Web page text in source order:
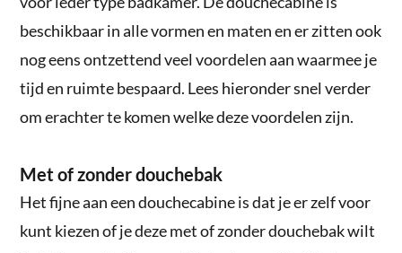
beschikbaar in alle vormen en maten en er zitten ook
nog eens ontzettend veel voordelen aan waarmee je
tijd en ruimte bespaard. Lees hieronder snel verder
om erachter te komen welke deze voordelen zijn.
Met of zonder douchebak
Het fijne aan een douchecabine is dat je er zelf voor
kunt kiezen of je deze met of zonder douchebak wilt